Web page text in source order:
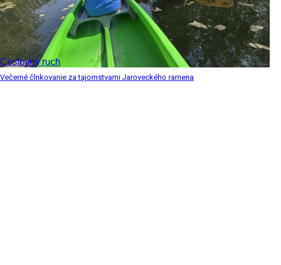
Cestovný ruch
Večerné člnkovanie za tajomstvami Jaroveckého ramena